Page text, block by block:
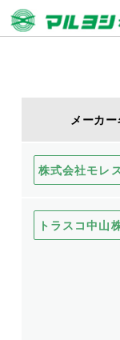
メーカー
株式会社モレ
トラスコ中山